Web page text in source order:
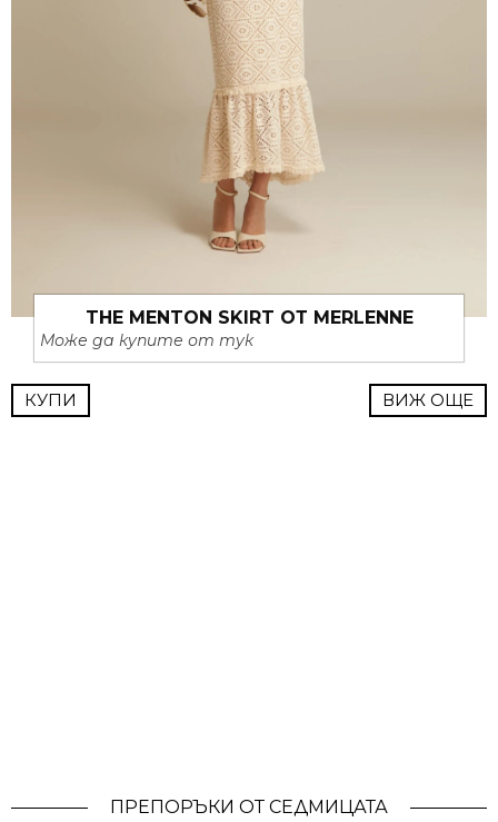
THE MENTON SKIRT ОТ MERLENNE
Може да купите от тук
КУПИ ВИЖ ОЩЕ
ПРЕПОРЪКИ ОТ СЕДМИЦАТА